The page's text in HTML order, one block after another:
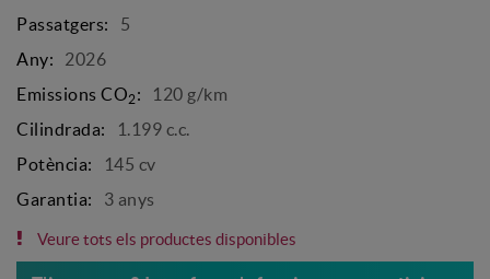
Passatgers:
5
Any:
2026
Emissions CO2 :
120 g/km
Cilindrada:
1.199 c.c.
Potència:
145 cv
Garantia:
3 anys
Veure tots els productes disponibles